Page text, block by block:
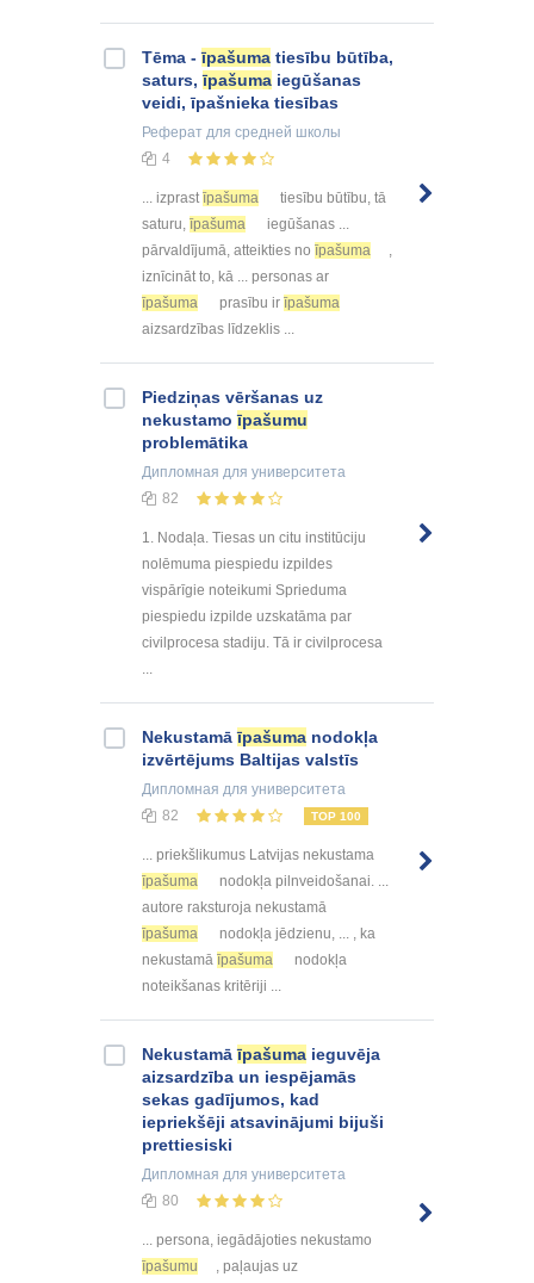
Tēma -īpašuma tiesību būtība,
saturs,īpašuma iegūšanas
veidi, īpašnieka tiesības
Реферат для средней школы
4
... izprastīpašuma
tiesību būtību, tā
saturu, īpašuma
iegūšanas ...
pārvaldījumā, atteikties no īpašuma
,
iznīcināt to, kā ... personas ar
īpašuma
prasību ir īpašuma
aizsardzības līdzeklis ...
Piedziņas vēršanas uz
nekustamoīpašumu
problemātika
Дипломная для университета
82
1. Nodaļa. Tiesas un citu institūciju
nolēmuma piespiedu izpildes
vispārīgie noteikumi Sprieduma
piespiedu izpilde uzskatāma par
civilprocesa stadiju. Tā ir civilprocesa
...
Nekustamāīpašuma nodokļa
izvērtējums Baltijas valstīs
Дипломная для университета
82
TOP 100
... priekšlikumus Latvijas nekustama
īpašuma
nodokļa pilnveidošanai. ...
autore raksturoja nekustamā
īpašuma
nodokļa jēdzienu, ... , ka
nekustamā īpašuma
nodokļa
noteikšanas kritēriji ...
Nekustamāīpašuma ieguvēja
aizsardzība un iespējamās
sekas gadījumos, kad
iepriekšēji atsavinājumi bijuši
prettiesiski
Дипломная для университета
80
... persona, iegādājoties nekustamo
īpašumu
, paļaujas uz